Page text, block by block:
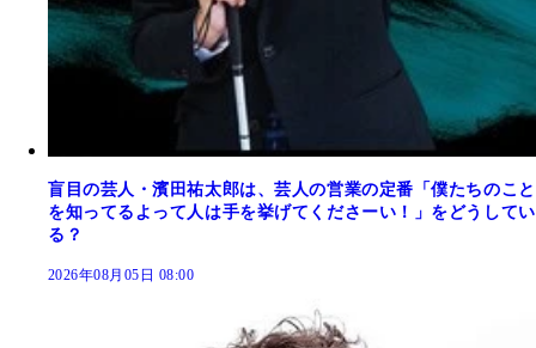
盲目の芸人・濱田祐太郎は、芸人の営業の定番「僕たちのこと
を知ってるよって人は手を挙げてくださーい！」をどうしてい
る？
2026年08月05日 08:00